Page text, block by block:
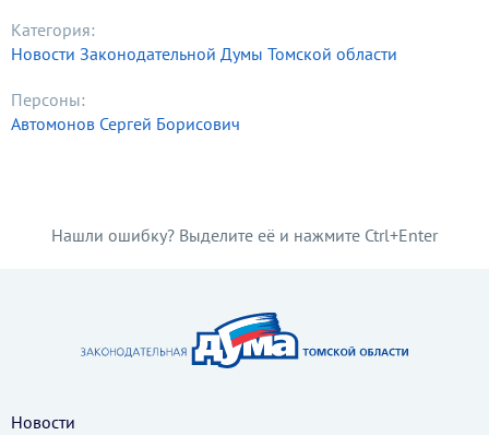
Категория:
Новости Законодательной Думы Томской области
Персоны:
Автомонов Сергей Борисович
Нашли ошибку? Выделите её и нажмите Ctrl+Enter
Новости